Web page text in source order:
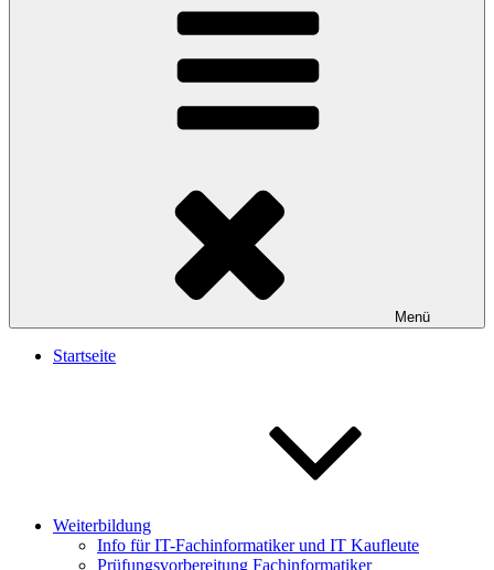
Menü
Startseite
Weiterbildung
Info für IT-Fachinformatiker und IT Kaufleute
Prüfungsvorbereitung Fachinformatiker